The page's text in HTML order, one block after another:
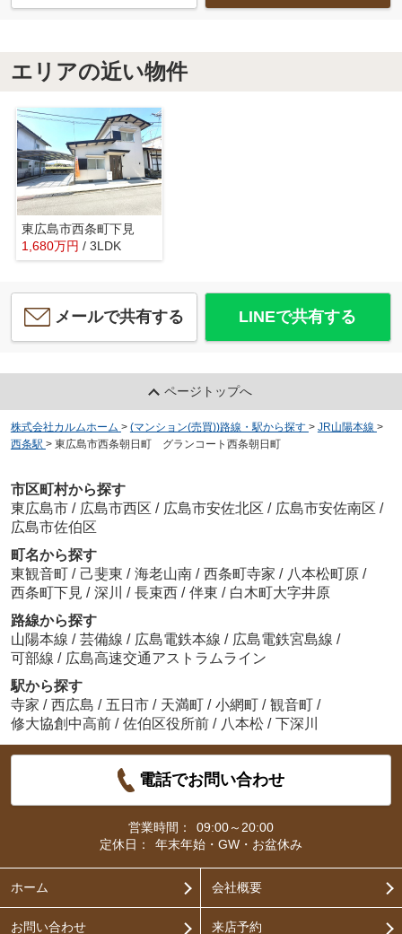
エリアの近い物件
東広島市西条町下見
1,680万円 / 3LDK
メールで共有する LINEで共有する
ページトップへ
株式会社カルムホーム > (マンション(売買))路線・駅から探す > JR山陽本線 >
西条駅 > 東広島市西条朝日町 グランコート西条朝日町
市区町村から探す
東広島市 / 広島市西区 / 広島市安佐北区 / 広島市安佐南区 /
広島市佐伯区
町名から探す
東観音町 / 己斐東 / 海老山南 / 西条町寺家 / 八本松町原 /
西条町下見 / 深川 / 長束西 / 伴東 / 白木町大字井原
路線から探す
山陽本線 / 芸備線 / 広島電鉄本線 / 広島電鉄宮島線 /
可部線 / 広島高速交通アストラムライン
駅から探す
寺家 / 西広島 / 五日市 / 天満町 / 小網町 / 観音町 /
修大協創中高前 / 佐伯区役所前 / 八本松 / 下深川
電話でお問い合わせ
営業時間：
09:00～20:00
定休日：
年末年始・GW・お盆休み
ホーム 会社概要
お問い合わせ 来店予約